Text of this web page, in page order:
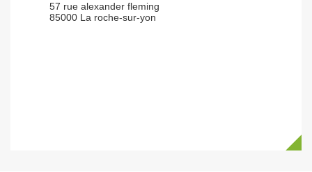
57 rue alexander fleming
85000 La roche-sur-yon